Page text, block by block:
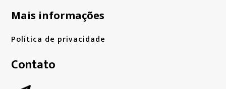
Mais informações
Política de privacidade
Contato